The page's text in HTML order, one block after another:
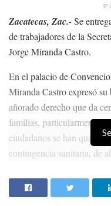
Zacatecas, Zac.-Se
de trabajadores de la
Jorge Miranda Castro.
En el palacio de
Miranda Castro expresó
añorado derecho que da
familias, particularmente
ciudadanos se han
contingencia sanitaria, de
HISTORIAS